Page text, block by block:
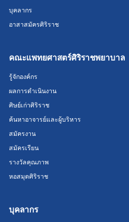
บุคลากร
อาสาสมัครศิริราช
คณะแพทยศาสตร์ศิริราชพยาบาล
รู้จักองค์กร
ผลการดำเนินงาน
ศิษย์เก่าศิริราช
ค้นหาอาจารย์และผู้บริหาร
สมัครงาน
สมัครเรียน
รางวัลคุณภาพ
หอสมุดศิริราช
บุคลากร